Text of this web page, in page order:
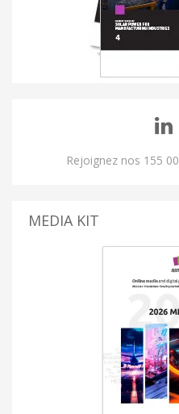
Rejoignez nos 155
MEDIA KIT